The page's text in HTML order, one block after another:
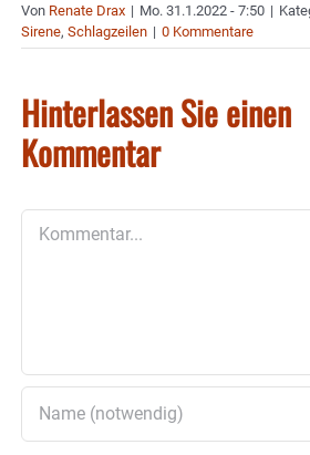
Von Renate Drax | Mo. 31.1.2022 - 7:50 |
Sirene, Schlagzeilen | 0 Kommentare
Hinterlassen Sie einen
Kommentar